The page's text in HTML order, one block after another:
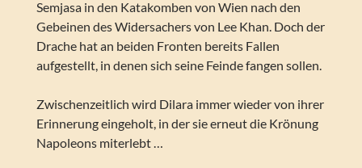
Semjasa in den Katakomben von Wien nach den
Gebeinen des Widersachers von Lee Khan. Doch der
Drache hat an beiden Fronten bereits Fallen
aufgestellt, in denen sich seine Feinde fangen sollen.
Zwischenzeitlich wird Dilara immer wieder von ihrer
Erinnerung eingeholt, in der sie erneut die Krönung
Napoleons miterlebt …